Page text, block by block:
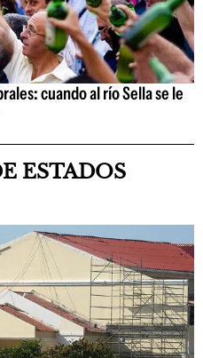
cuando al río Sella se le
ESTADOS